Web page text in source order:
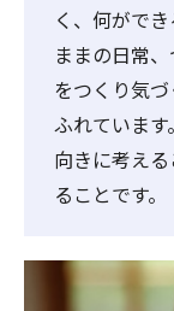
く、何がで
ままの日常
をつくり気
ふれていま
向きに考え
ることです。